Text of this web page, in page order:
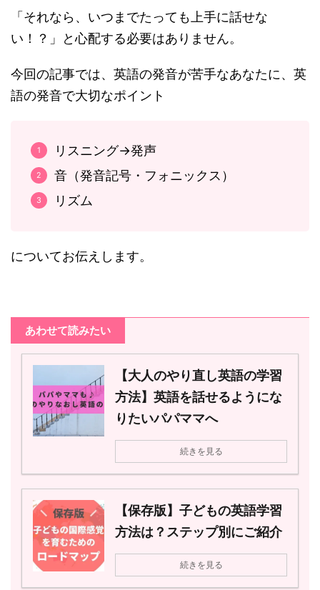
「それなら、いつまでたっても上手に話せな
い！？」と心配する必要はありません。
今回の記事では、英語の発音が苦手なあなたに、英
語の発音で大切なポイント
リスニング→発声
音（発音記号・フォニックス）
リズム
についてお伝えします。
あわせて読みたい
【大人のやり直し英語の学習
方法】英語を話せるようにな
りたいパパママへ
続きを見る
【保存版】子どもの英語学習
方法は？ステップ別にご紹介
続きを見る